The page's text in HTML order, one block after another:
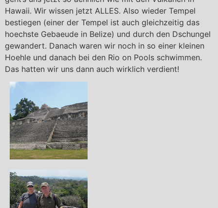
Hawaii. Wir wissen jetzt ALLES. Also wieder Tempel
bestiegen (einer der Tempel ist auch gleichzeitig das
hoechste Gebaeude in Belize) und durch den Dschungel
gewandert. Danach waren wir noch in so einer kleinen
Hoehle und danach bei den Rio on Pools schwimmen.
Das hatten wir uns dann auch wirklich verdient!